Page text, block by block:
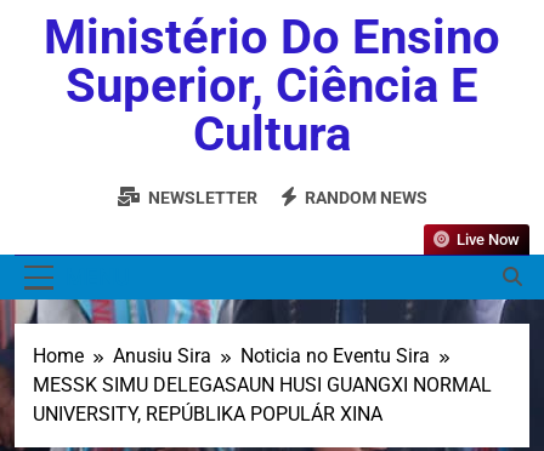
Ministério Do Ensino
Superior, Ciência E
Cultura
NEWSLETTER RANDOM NEWS
Live Now
Home Anusiu Sira
Noticia no Eventu Sira
MESSK SIMU DELEGASAUN HUSI GUANGXI NORMAL
UNIVERSITY, REPÚBLIKA POPULÁR XINA